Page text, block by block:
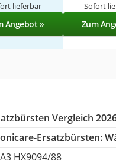
lieferbar Sofort
Angebot » Zum
Vergleich
Ersatzbürsten:
HX9094/88